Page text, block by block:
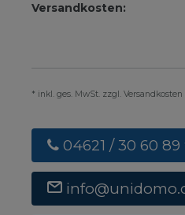
Versandkosten:
* inkl. ges. MwSt. zzgl. Versandkosten
04621 / 30 60 89